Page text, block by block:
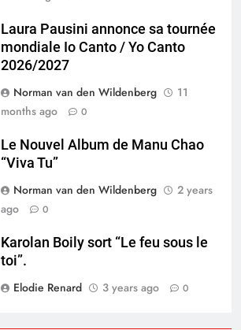
Laura Pausini annonce sa tournée
mondiale Io Canto / Yo Canto
2026/2027
Norman van den Wildenberg
11
months ago
0
Le Nouvel Album de Manu Chao
“Viva Tu”
Norman van den Wildenberg
2 years
ago
0
Karolan Boily sort “Le feu sous le
toi”.
Elodie Renard
3 years ago 0